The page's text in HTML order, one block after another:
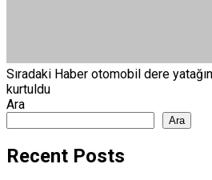
Sıradaki Haber otomobil dere
kurtuldu
Ara
Ara
Recent Posts